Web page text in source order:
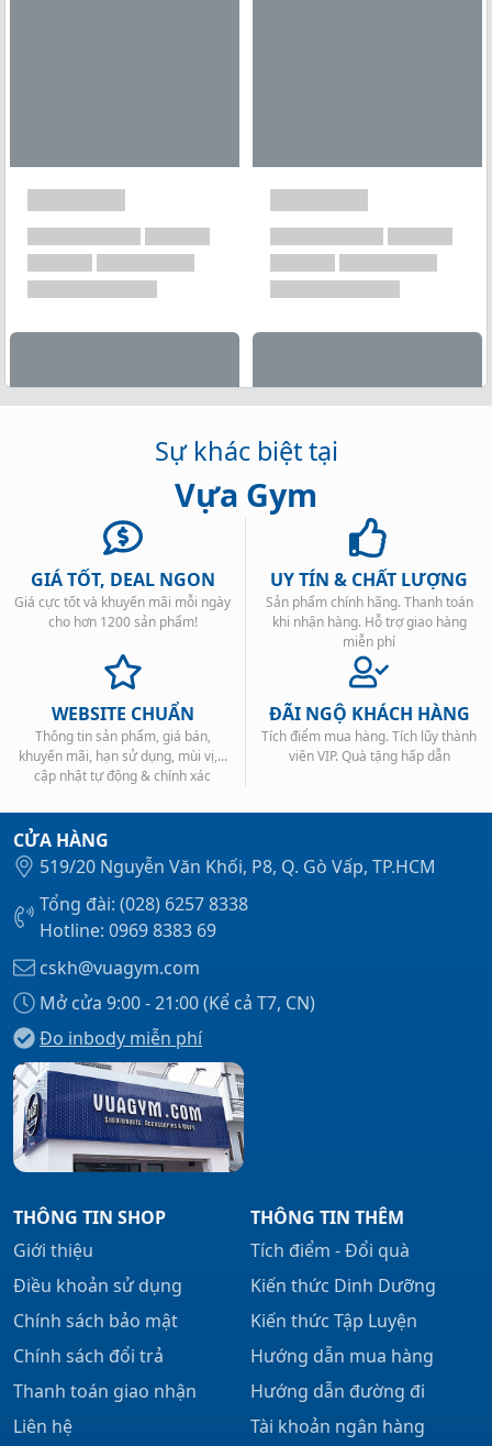
Xem tất cả →
Xem tất cả →
Sự khác biệt tại
Vựa Gym
GIÁ TỐT, DEAL NGON
Giá cực tốt và khuyến mãi mỗi ngày
cho hơn 1200 sản phẩm!
UY TÍN & CHẤT LƯỢNG
Sản phẩm chính hãng. Thanh toán
khi nhận hàng. Hỗ trợ giao hàng
miễn phí
WEBSITE CHUẨN
Thông tin sản phẩm, giá bán,
khuyến mãi, hạn sử dụng, mùi vị,...
cập nhật tự động & chính xác
ĐÃI NGỘ KHÁCH HÀNG
Tích điểm mua hàng. Tích lũy thành
viên VIP. Quà tặng hấp dẫn
CỬA HÀNG
519/20 Nguyễn Văn Khối, P8, Q. Gò Vấp, TP.HCM
Tổng đài: (028) 6257 8338
Hotline: 0969 8383 69
cskh@vuagym.com
Mở cửa 9:00 - 21:00 (Kể cả T7, CN)
Đo inbody miễn phí
THÔNG TIN SHOP
Giới thiệu
Điều khoản sử dụng
Chính sách bảo mật
Chính sách đổi trả
Thanh toán giao nhận
Liên hệ
THÔNG TIN THÊM
Tích điểm - Đổi quà
Kiến thức Dinh Dưỡng
Kiến thức Tập Luyện
Hướng dẫn mua hàng
Hướng dẫn đường đi
Tài khoản ngân hàng